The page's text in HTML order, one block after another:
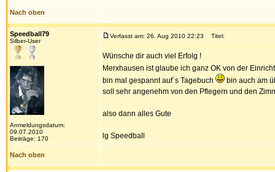
Nach oben
Speedball79
Silber-User
Anmeldungsdatum:
09.07.2010
Beiträge: 170
Verfasst am: 26. Aug 2010 22:23 Titel:
Wünsche dir auch viel Erfolg !
Merxhausen ist glaube ich ganz OK von der
bin mal gespannt auf´s Tagebuch
bin auch am
soll sehr angenehm von den Pflegern und den
also dann alles Gute
lg Speedball
Nach oben